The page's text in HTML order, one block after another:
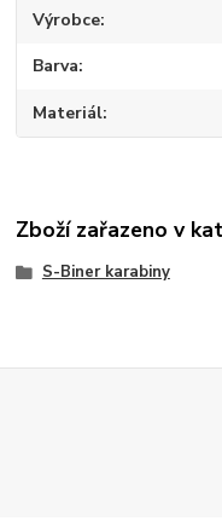
Výrobce
Barva
Materiál
Zboží zařazeno v
S-Biner karabiny